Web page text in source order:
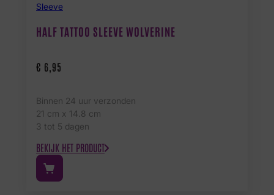
Sleeve
HALF TATTOO SLEEVE WOLVERINE
€ 6,95
Binnen 24 uur verzonden
21 cm x 14.8 cm
3 tot 5 dagen
BEKIJK HET PRODUCT